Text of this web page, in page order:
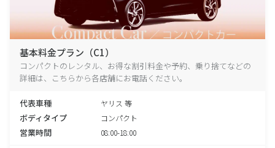
基本料金プラン（C1）
コンパクトのレンタル、お得な割引料金や予約、乗り捨てなどの
詳細は、こちらから各店舗にお電話ください。
代表車種 ヤリス 等
ボディタイプ コンパクト
営業時間 08:00-18:00